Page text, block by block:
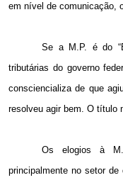
em nível de comunicação,
Se a M.P. é do
tributárias do governo
consciencializa de que
resolveu agir bem. O título
Os elogios à
principalmente no setor